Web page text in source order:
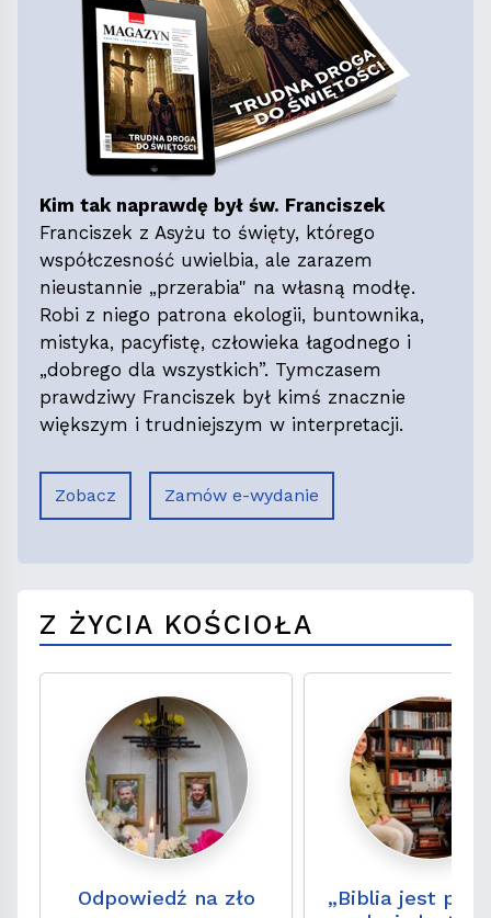
Kim tak naprawdę był św. Franciszek
Franciszek z Asyżu to święty, którego
współczesność uwielbia, ale zarazem
nieustannie „przerabia" na własną modłę.
Robi z niego patrona ekologii, buntownika,
mistyka, pacyfistę, człowieka łagodnego i
„dobrego dla wszystkich”. Tymczasem
prawdziwy Franciszek był kimś znacznie
większym i trudniejszym w interpretacji.
Zobacz Zamów e-wydanie
Z ŻYCIA KOŚCIOŁA
Odpowiedź na zło
„Biblia jest